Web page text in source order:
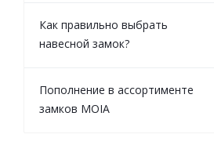
Как правильно выбрать
навесной замок?
Пополнение в ассортименте
замков MOIA